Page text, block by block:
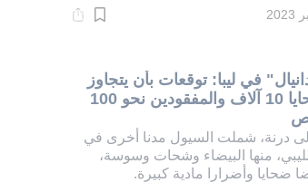
في ليبا: توقعات بأن يتجاوز
عدد الضحايا 10 آلاف والمفقودين نحو 100
درنة، شملت السيول مدنا أخرى في
منها البيضاء وشحات وسوسة،
ضحايا وأضرارا مادية كبيرة.